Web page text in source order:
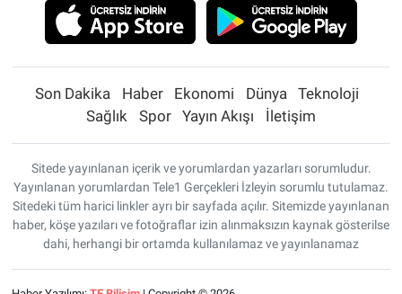
Son Dakika Haber Ekonomi Dünya
Teknoloji
Sağlık
Spor Yayın Akışı İletişim
Sitede yayınlanan içerik ve yorumlardan yazarları sorumludur.
Yayınlanan yorumlardan Tele1 Gerçekleri İzleyin sorumlu tutulamaz.
Sitedeki tüm harici linkler ayrı bir sayfada açılır. Sitemizde yayınlanan
haber, köşe yazıları ve fotoğraflar izin alınmaksızın kaynak gösterilse
dahi, herhangi bir ortamda kullanılamaz ve yayınlanamaz